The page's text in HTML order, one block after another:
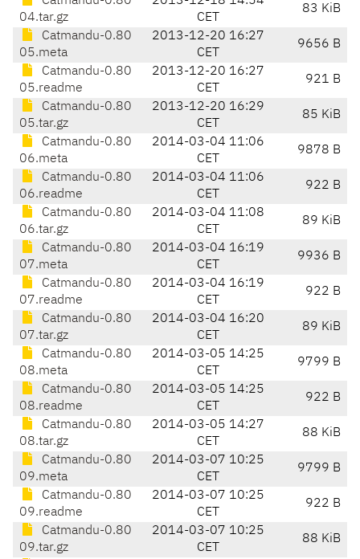
04.tar.gz
CET
83 KiB
Catmandu-0.80
05.meta
2013-12-20 16:27
CET
9656 B
Catmandu-0.80
05.readme
2013-12-20 16:27
CET
921 B
Catmandu-0.80
05.tar.gz
2013-12-20 16:29
CET
85 KiB
Catmandu-0.80
06.meta
2014-03-04 11:06
CET
9878 B
Catmandu-0.80
06.readme
2014-03-04 11:06
CET
922 B
Catmandu-0.80
06.tar.gz
2014-03-04 11:08
CET
89 KiB
Catmandu-0.80
07.meta
2014-03-04 16:19
CET
9936 B
Catmandu-0.80
07.readme
2014-03-04 16:19
CET
922 B
Catmandu-0.80
07.tar.gz
2014-03-04 16:20
CET
89 KiB
Catmandu-0.80
08.meta
2014-03-05 14:25
CET
9799 B
Catmandu-0.80
08.readme
2014-03-05 14:25
CET
922 B
Catmandu-0.80
08.tar.gz
2014-03-05 14:27
CET
88 KiB
Catmandu-0.80
09.meta
2014-03-07 10:25
CET
9799 B
Catmandu-0.80
09.readme
2014-03-07 10:25
CET
922 B
Catmandu-0.80
09.tar.gz
2014-03-07 10:25
CET
88 KiB